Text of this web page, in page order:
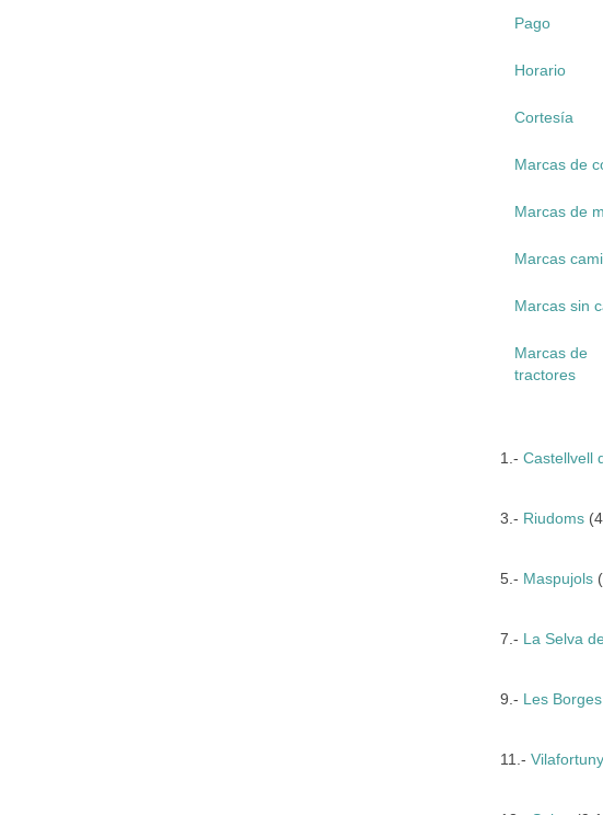
Pago
Horario
Cortesía
Marcas de
Marcas de
Marcas
Marcas sin
Marcas de
tractores
1.- Castellvell
3.- Riudoms
5.- Maspujols
7.- La Selva
9.- Les
11.- Vilafortuny